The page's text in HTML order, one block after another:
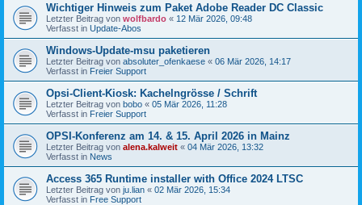
Wichtiger Hinweis zum Paket Adobe Reader DC Classic
Letzter Beitrag von wolfbardo « 12 Mär 2026, 09:48
Verfasst in Update-Abos
Windows-Update-msu paketieren
Letzter Beitrag von absoluter_ofenkaese « 06 Mär 2026, 14:17
Verfasst in Freier Support
Opsi-Client-Kiosk: Kachelngrösse / Schrift
Letzter Beitrag von bobo « 05 Mär 2026, 11:28
Verfasst in Freier Support
OPSI-Konferenz am 14. & 15. April 2026 in Mainz
Letzter Beitrag von alena.kalweit « 04 Mär 2026, 13:32
Verfasst in News
Access 365 Runtime installer with Office 2024 LTSC
Letzter Beitrag von ju.lian « 02 Mär 2026, 15:34
Verfasst in Free Support